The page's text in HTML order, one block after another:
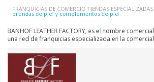
FRANQUICIAS DE COMERCIO TIENDAS ESPECIALIZADAS
prendas de piel y complementos de piel
BANHOF LEATHER FACTORY, es el nombre
una red de franquicias especializada en la
una larga trayectoria en el mercado y ha sido la
popularizar la...